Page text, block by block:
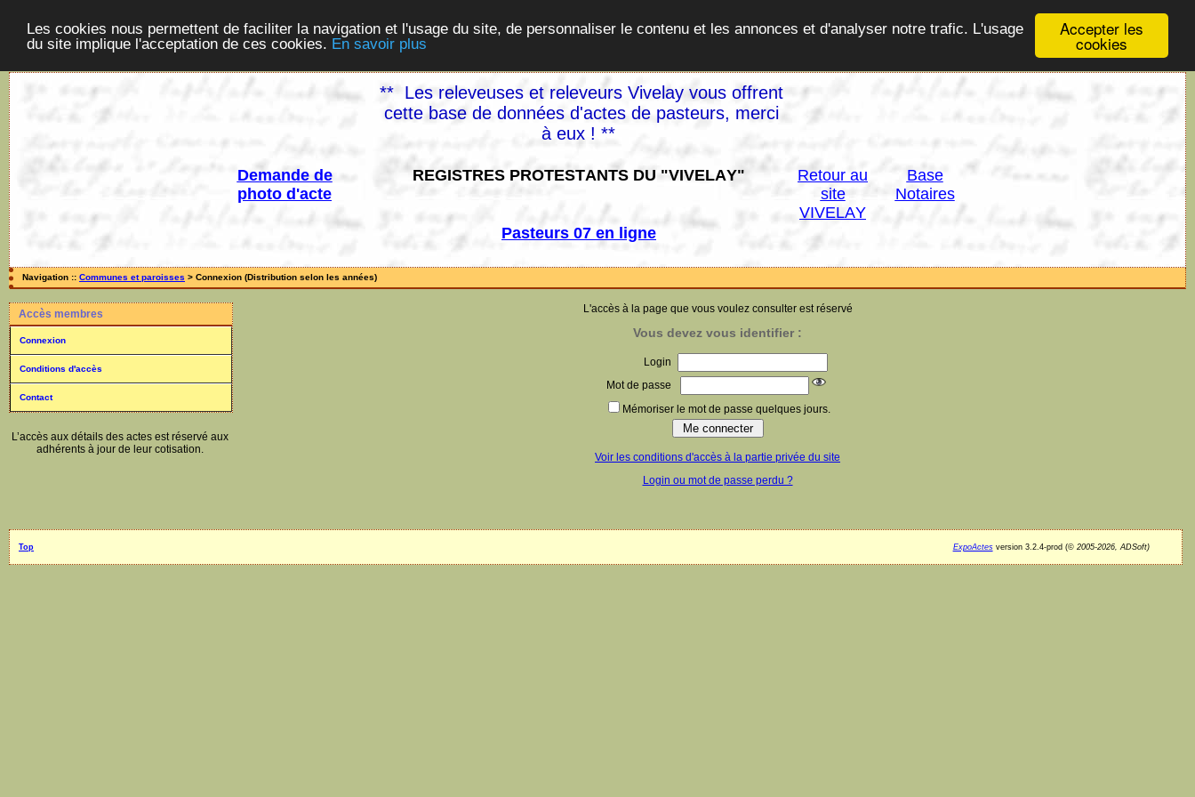
Accepter les
cookies
Les cookies nous permettent de faciliter la navigation et l'usage du site, de personnaliser le contenu et les annonces et d'analyser notre trafic. L'usage
du site implique l'acceptation de ces cookies. En savoir plus
** Les releveuses et releveurs Vivelay vous offrent
cette base de données d'actes de pasteurs, merci
à eux ! **
Demande de
photo d'acte
REGISTRES PROTESTANTS DU "VIVELAY"
Retour au
site
VIVELAY
Base
Notaires
Pasteurs 07 en ligne
Navigation :: Communes et paroisses > Connexion (Distribution selon les années)
Accès membres
Connexion
Conditions d'accès
Contact
L’accès aux détails des actes est réservé aux
adhérents à jour de leur cotisation.
L'accès à la page que vous voulez consulter est réservé
Vous devez vous identifier :
Login
Mot de passe
Mémoriser le mot de passe quelques jours.
Voir les conditions d'accès à la partie privée du site
Login ou mot de passe perdu ?
Top ExpoActesversion 3.2.4-prod (©2005-2026, ADSoft)